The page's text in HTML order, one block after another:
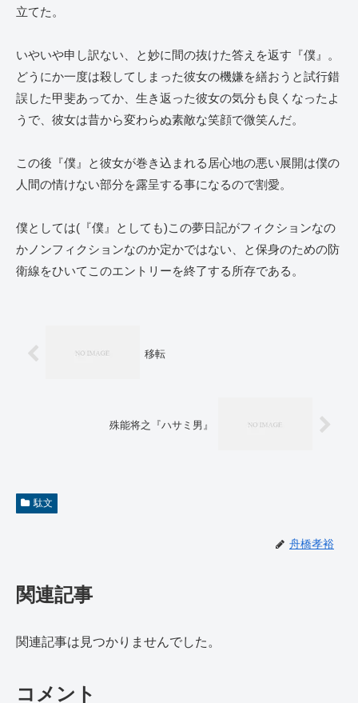
立てた。
いやいや申し訳ない、と妙に間の抜けた答えを返す『僕』。
どうにか一度は殺してしまった彼女の機嫌を繕おうと試行錯
誤した甲斐あってか、生き返った彼女の気分も良くなったよ
うで、彼女は昔から変わらぬ素敵な笑顔で微笑んだ。
この後『僕』と彼女が巻き込まれる居心地の悪い展開は僕の
人間の情けない部分を露呈する事になるので割愛。
僕としては(『僕』としても)この夢日記がフィクションなの
かノンフィクションなのか定かではない、と保身のための防
衛線をひいてこのエントリーを終了する所存である。
移転
殊能将之『ハサミ男』
駄文
舟橋孝裕
関連記事
関連記事は見つかりませんでした。
コメント